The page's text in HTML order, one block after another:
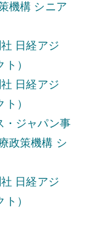
機構 シニア
日経アジ
）
日経アジ
）
・ジャパン事
政策機構 シ
日経アジ
）